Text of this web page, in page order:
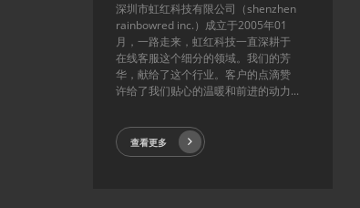
深圳市虹红科技有限公司（shenzhen
rainbowred inc.）成立于2005年01
月，一路走来，虹红科技一直深耕于
在线客服这个细分的领域。我们的芳
华，献给了这个行业。客户的点滴赞
许给了我们贴心的温暖和前进的动力...
查看更多